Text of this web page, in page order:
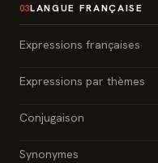
03LANGUE FRANÇAISE
Expressions françaises
Expressions par thèmes
Conjugaison
Synonymes